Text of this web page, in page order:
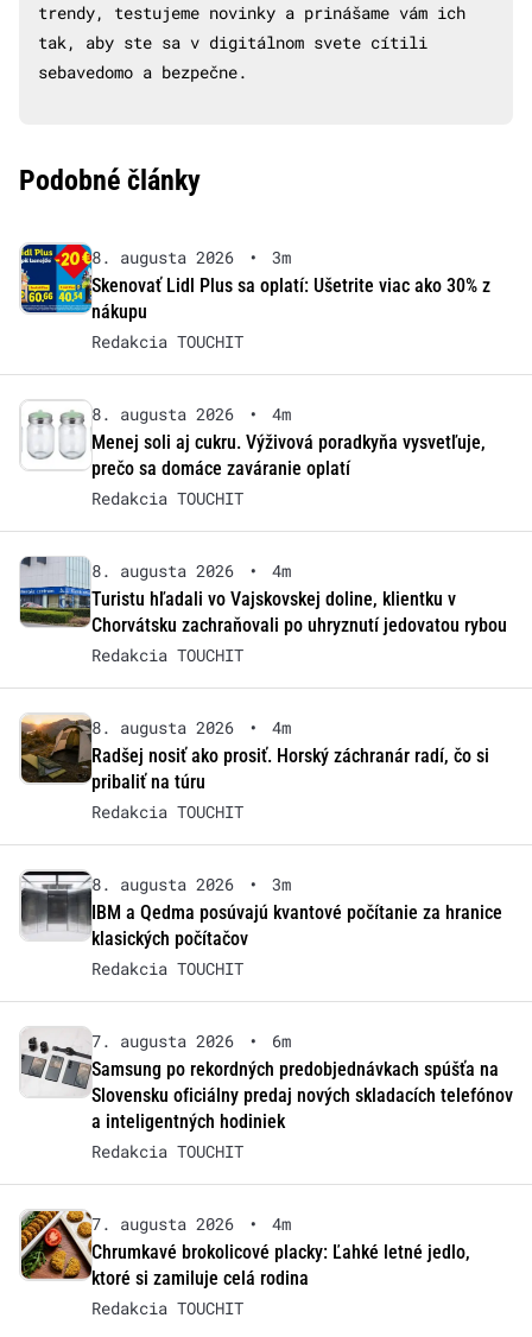
trendy, testujeme novinky a prinášame vám ich
tak, aby ste sa v digitálnom svete cítili
sebavedomo a bezpečne.
Podobné články
8. augusta 2026 •
3m
Skenovať Lidl Plus sa oplatí: Ušetrite viac ako 30% z
nákupu
Redakcia TOUCHIT
8. augusta 2026 •
4m
Menej soli aj cukru. Výživová poradkyňa vysvetľuje,
prečo sa domáce zaváranie oplatí
Redakcia TOUCHIT
8. augusta 2026 •
4m
Turistu hľadali vo Vajskovskej doline, klientku v
Chorvátsku zachraňovali po uhryznutí jedovatou rybou
Redakcia TOUCHIT
8. augusta 2026 •
4m
Radšej nosiť ako prosiť. Horský záchranár radí, čo si
pribaliť na túru
Redakcia TOUCHIT
8. augusta 2026 •
3m
IBM a Qedma posúvajú kvantové počítanie za hranice
klasických počítačov
Redakcia TOUCHIT
7. augusta 2026 •
6m
Samsung po rekordných predobjednávkach spúšťa na
Slovensku oficiálny predaj nových skladacích telefónov
a inteligentných hodiniek
Redakcia TOUCHIT
7. augusta 2026 •
4m
Chrumkavé brokolicové placky: Ľahké letné jedlo,
ktoré si zamiluje celá rodina
Redakcia TOUCHIT